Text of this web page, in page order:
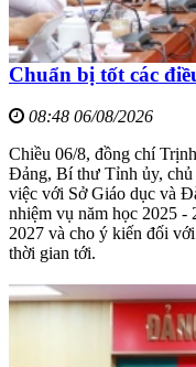
Chuẩn bị tốt các
08:48 06/08/2026
Chiều 06/8, đồng chí
Đảng, Bí thư Tỉnh ủy,
việc với Sở Giáo dục và
nhiệm vụ năm học 2025 -
2027 và cho ý kiến đối
thời gian tới.